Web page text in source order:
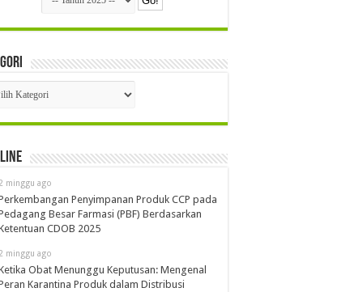
minggu ago
Penyimpanan Produk CCP pada
Besar Farmasi (PBF) Berdasarkan
CDOB 2025
minggu ago
Obat Menunggu Keputusan: Mengenal
Karantina Produk dalam Distribusi